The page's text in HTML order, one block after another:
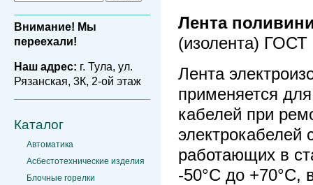
Внимание! Мы
переехали!
Наш адрес: г. Тула, ул.
Рязанская, 3К, 2-ой этаж
Каталог
Автоматика
Асбестотехнические изделия
Блочные горелки
Лента
(изолента) ГОСТ
Лента
применяется
кабелей при
электрокабелей
работающих в
-50°С до +70°С,